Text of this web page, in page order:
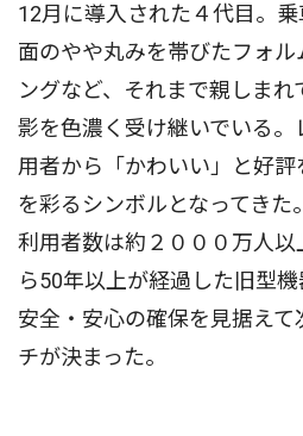
12月に導入された４代目。
面のやや丸みを帯びたフォル
ングなど、それまで親しま
影を色濃く受け継いでいる。
用者から「かわいい」と好
を彩るシンボルとなってきた
利用者数は約２０００万人
ら50年以上が経過した旧型
安全・安心の確保を見据え
チが決まった。